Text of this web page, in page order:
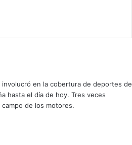
en la cobertura de deportes de
hasta el día de hoy. Tres veces
de los motores.